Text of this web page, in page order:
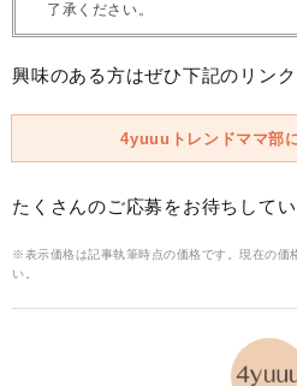
了承ください。
興味のある方はぜひ下記のリン
4yuuuトレンドママ部
たくさんのご応募をお待ちしてい
※表示価格は記事執筆時点の価格です。現在の価
い。